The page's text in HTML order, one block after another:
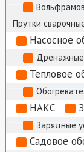
Прутки
Насосное
Тепловое
НАКС
Зарядные
Садовое